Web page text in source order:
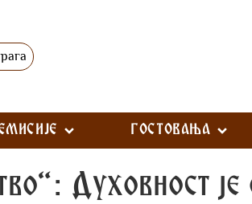
ГОСТОВАЊА
Духовност је